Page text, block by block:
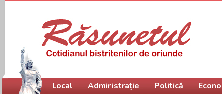
Meniu principal
Local Administrație Politică